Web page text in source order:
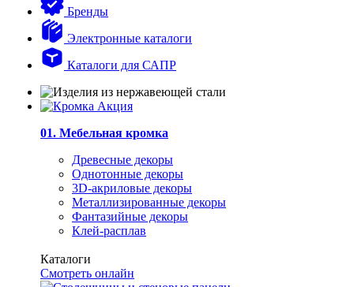
Бренды
Электронные каталоги
Каталоги для САПР
01. Мебельная кромка
Древесные декоры
Однотонные декоры
3D-акриловые декоры
Металлизированные декоры
Фантазийные декоры
Клей-расплав
Каталоги
Смотреть онлайн